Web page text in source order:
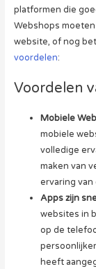
platformen die
Webshops
website, of nog
voordelen:
Voordelen
Mobiele
mobiele
volledige
maken van
ervaring van
Apps zijn
websites in
op de
heeft